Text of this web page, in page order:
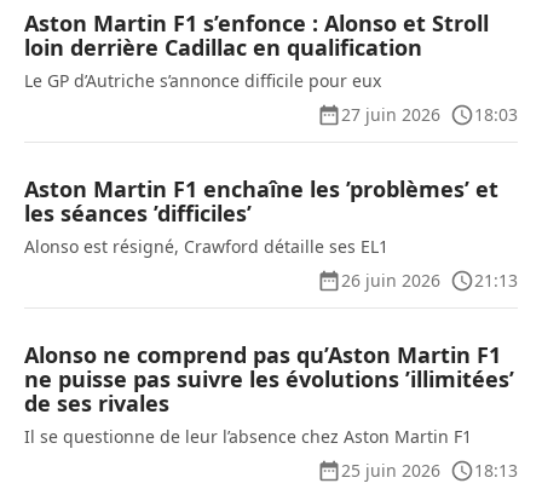
Aston Martin F1 s’enfonce : Alonso et Stroll
loin derrière Cadillac en qualification
Le GP d’Autriche s’annonce difficile pour eux
27 juin 2026
18:03
Aston Martin F1 enchaîne les ’problèmes’ et
les séances ’difficiles’
Alonso est résigné, Crawford détaille ses EL1
26 juin 2026
21:13
Alonso ne comprend pas qu’Aston Martin F1
ne puisse pas suivre les évolutions ’illimitées’
de ses rivales
Il se questionne de leur l’absence chez Aston Martin F1
25 juin 2026
18:13